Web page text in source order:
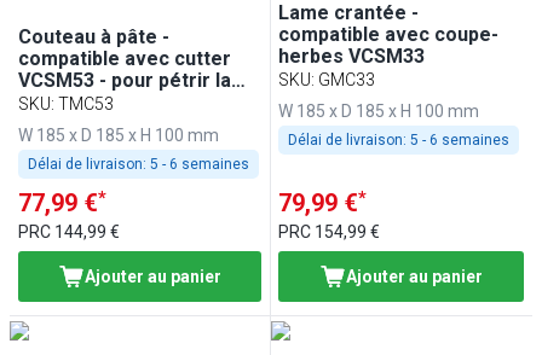
Couteau à pâte -
compatible avec cutter
VCSM53 - pour pétrir la
pâte
SKU: TMC53
W 185 x D 185 x H 100 mm
Délai de livraison: 5 - 6 semaines
77,99 €*
PRC 144,99 €
Ajouter au panier
Lame crantée -
compatible avec coupe-
herbes VCSM33
SKU: GMC33
W 185 x D 185 x H 100 mm
Délai de livraison: 5 - 6 semaines
79,99 €*
PRC 154,99 €
Ajouter au panier